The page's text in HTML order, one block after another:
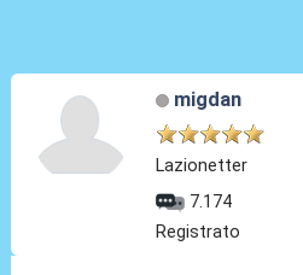
migdan
Lazionetter
7.174
Registrato